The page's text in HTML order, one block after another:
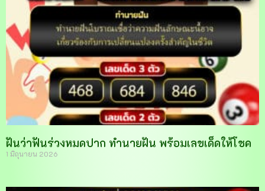
ฝันว่าฟันร่วงหมดปาก ทำนายฝัน พร้อมเลขเด็ดให้โชค
1 มิถุนายน 2026